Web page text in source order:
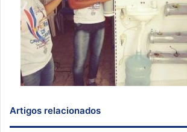
Artigos relacionados